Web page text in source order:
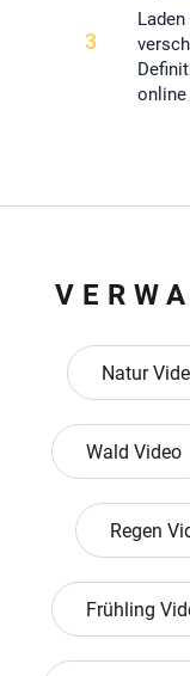
3
online
Natur
Wald Video
Regen
Frühling